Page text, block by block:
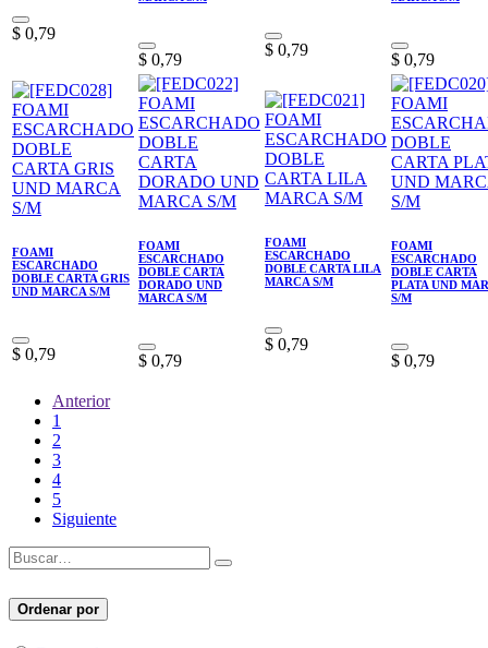
$ 0,79
$ 0,79
$ 0,79
$ 0,79
FOAMI
ESCARCHADO
DOBLE CARTA GRIS
UND MARCA S/M
$ 0,79
FOAMI
ESCARCHADO
DOBLE CARTA
DORADO UND
MARCA S/M
$ 0,79
FOAMI
ESCARCHADO
DOBLE CARTA LILA
MARCA S/M
$ 0,79
FOAMI
ESCARCHADO
DOBLE CARTA
PLATA UND
S/M
$ 0,79
Anterior
1
2
3
4
5
Siguiente
Ordenar por